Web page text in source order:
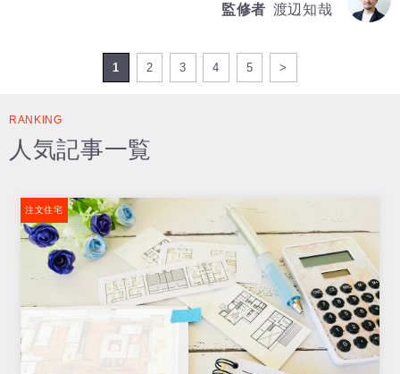
監修者 渡辺知哉
1 2 3 4 5 >
RANKING
人気記事一覧
注文住宅